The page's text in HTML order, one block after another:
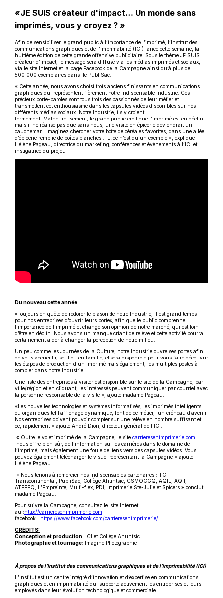
«JE SUIS créateur d'impact… Un monde sans
imprimés, vous y croyez ? »
Afin de sensibiliser le grand public à l’importance de l’imprimé, l’Institut des
communications graphiques et de l’imprimabilité (ICI) lance cette semaine, la
huitième édition de cette grande offensive publicitaire. Sous le thème JE SUIS
créateur d’impact, le message sera diffusé via les médias imprimés et sociaux,
via le site Internet et la page Facebook de la Campagne ainsi qu’à plus de
500 000 exemplaires dans le PubliSac.
« Cette année, nous avons choisi trois anciens finissants en communications
graphiques qui représentent fièrement notre indispensable industrie. Ces
précieux porte-paroles sont tous trois des passionnés de leur métier et
transmettent cet enthousiasme dans les capsules vidéos disponibles sur nos
différents médias sociaux. Notre Industrie, ils y croient
fermement. Malheureusement, le grand public croit que l’imprimé est en déclin
mais il ne réalise pas que sans nous, une visite en épicerie deviendrait un
cauchemar ! Imaginez chercher votre boîte de céréales favorites, dans une allée
d’épicerie remplie de boîtes blanches… Et ce n’est qu’un exemple », explique
Hélène Pageau, directrice du marketing, conférences et évènements à l’ICI et
instigatrice du projet.
Du nouveau cette année
«Toujours en quête de redorer le blason de notre Industrie, il est grand temps
pour nos entreprises d’ouvrir leurs portes, afin que le public comprenne
l’importance de l’imprimé et change son opinion de notre marché, qui est loin
d’être en déclin. Nous avons un manque criant de relève et cette activité pourra
certainement aider à changer la perception de notre milieu.
Un peu comme les Journées de la Culture, notre Industrie ouvre ses portes afin
de vous accueillir, seul ou en famille, et sera disponible pour vous faire découvrir
les étapes de production d’un imprimé mais également, les multiples postes à
combler dans notre Industrie.
Une liste des entreprises à visiter est disponible sur le site de la Campagne, par
ville/région et en cliquant, les intéressés peuvent communiquer par courriel avec
la personne responsable de la visite », ajoute madame Pageau.
«Les nouvelles technologies et systèmes informatisés, les imprimés intelligents
ou organiques tel l’affichage dynamique, font de ce métier, un créneau d’avenir.
Nos entreprises doivent pouvoir compter sur une relève en nombre suffisant et
ce, rapidement » ajoute André Dion, directeur général de l’ICI.
« Outre le volet imprimé de la Campagne, le site carrieresenimprimerie.com
Ce
lien
s'ouvrira
dans
nouvelle
fenêtre
nous offre bien sûr, de l’information sur les carrières dans le domaine de
l’imprimé, mais également une foule de liens vers des capsules vidéos. Vous
pouvez également télécharger le visuel représentant la Campagne » ajoute
Hélène Pageau.
« Nous tenons à remercier nos indispensables partenaires : TC
Transcontinental, PubliSac, Collège Ahuntsic, CSMOCGQ, AQIE, AQII,
ATFFEQ, L’Empreinte, Multi-flex, PDI, Imprimerie Ste-Julie et Spicers » conclut
madame Pageau.
Pour suivre la Campagne, consultez le site Internet
au : http://carrieresenimprimerie.com
lien
une
nouvelle
facebook : https://www.facebook.com/carrieresenimprimerie/Ce
CRÉDITS:
Conception et production: ICI et Collège Ahuntsic
Photographie et tournage: Imagine Photographie
À propos de l’Institut des communications graphiques et de l’imprimabilité (ICI)
L’Institut est un centre intégré d’innovation et d’expertise en communications
graphiques et en imprimabilité qui supporte activement les entreprises et leurs
employés dans leur évolution technologique et commerciale.